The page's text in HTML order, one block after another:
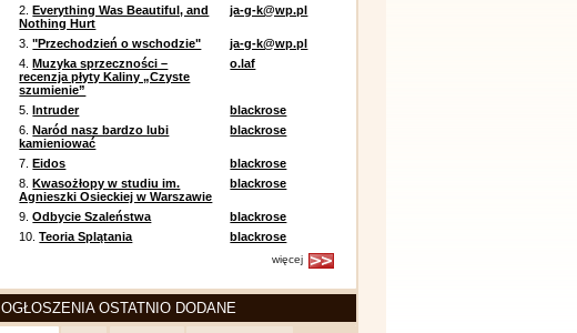
2.Everything Was Beautiful, and
Nothing Hurt
ja-g-k@wp.pl
3."Przechodzień o wschodzie"
ja-g-k@wp.pl
4.Muzyka sprzeczności –
recenzja płyty Kaliny „Czyste
szumienie”
o.laf
5.Intruder
blackrose
6.Naród nasz bardzo lubi
kamieniować
blackrose
7.Eidos
blackrose
8.Kwasożłopy w studiu im.
Agnieszki Osieckiej w Warszawie
blackrose
9.Odbycie Szaleństwa
blackrose
10.Teoria Splątania blackrose
więcej
OGŁOSZENIA OSTATNIO DODANE